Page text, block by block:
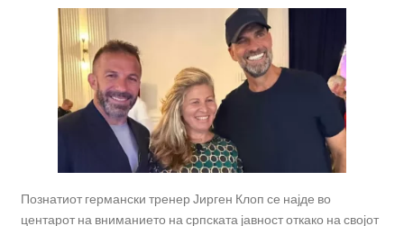
Познатиот германски тренер Јирген Клоп се најде во
центарот на вниманието на српската јавност откако на својот